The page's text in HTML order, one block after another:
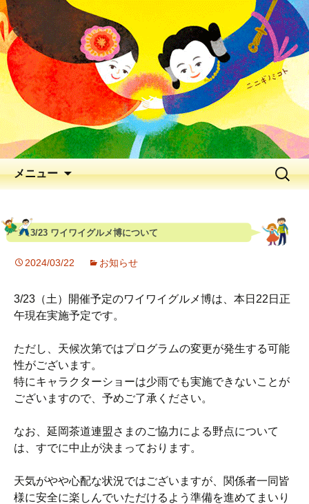
延岡花物語 2026
出会いの聖地 神と人と花が出逢う、
早春の五ヶ瀬川
メニュー
3/23 ワイワイグルメ博について
2024/03/22 お知らせ
3/23（土）開催予定のワイワイグルメ博は、本日22日正
午現在実施予定です。
ただし、天候次第ではプログラムの変更が発生する可能
性がございます。
特にキャラクターショーは少雨でも実施できないことが
ございますので、予めご了承ください。
なお、延岡茶道連盟さまのご協力による野点について
は、すでに中止が決まっております。
天気がやや心配な状況ではございますが、関係者一同皆
様に安全に楽しんでいただけるよう準備を進めてまいり